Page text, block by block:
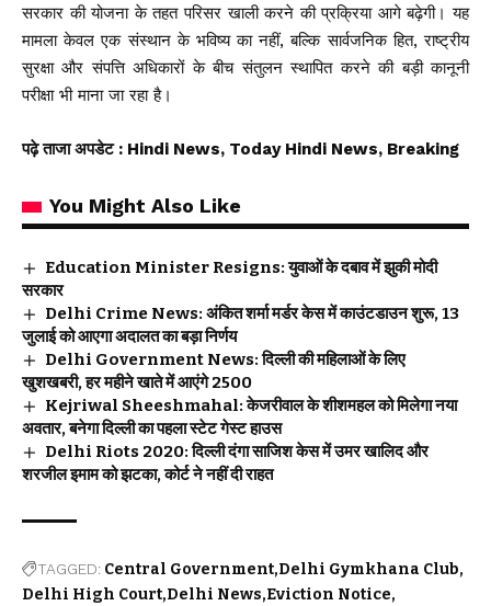
सरकार की योजना के तहत परिसर खाली करने की प्रक्रिया आगे बढ़ेगी। यह
मामला केवल एक संस्थान के भविष्य का नहीं, बल्कि सार्वजनिक हित, राष्ट्रीय
सुरक्षा और संपत्ति अधिकारों के बीच संतुलन स्थापित करने की बड़ी कानूनी
परीक्षा भी माना जा रहा है।
पढ़े ताजा अपडेट : Hindi News, Today Hindi News, Breaking
You Might Also Like
Education Minister Resigns: युवाओं के दबाव में झुकी मोदी
सरकार
Delhi Crime News: अंकित शर्मा मर्डर केस में काउंटडाउन शुरू, 13
जुलाई को आएगा अदालत का बड़ा निर्णय
Delhi Government News: दिल्ली की महिलाओं के लिए
खुशखबरी, हर महीने खाते में आएंगे ₹2500
Kejriwal Sheeshmahal: केजरीवाल के शीशमहल को मिलेगा नया
अवतार, बनेगा दिल्ली का पहला स्टेट गेस्ट हाउस
Delhi Riots 2020: दिल्ली दंगा साजिश केस में उमर खालिद और
शरजील इमाम को झटका, कोर्ट ने नहीं दी राहत
TAGGED: Central Government Delhi Gymkhana Club
Delhi High Court Delhi News Eviction Notice